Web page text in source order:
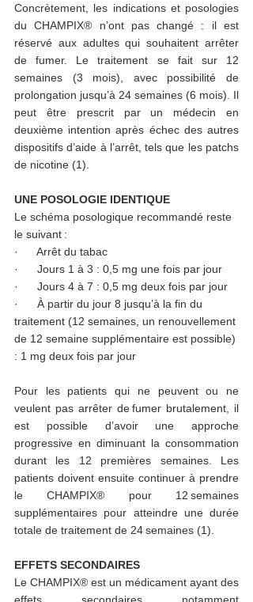
Concrètement, les indications et posologies
du CHAMPIX® n’ont pas changé : il est
réservé aux adultes qui souhaitent arrêter
de fumer. Le traitement se fait sur 12
semaines (3 mois), avec possibilité de
prolongation jusqu’à 24 semaines (6 mois). Il
peut être prescrit par un médecin en
deuxième intention après échec des autres
dispositifs d’aide à l’arrêt, tels que les patchs
de nicotine (1).
UNE POSOLOGIE IDENTIQUE
Le schéma posologique recommandé reste
le suivant :
·      Arrêt du tabac
·      Jours 1 à 3 : 0,5 mg une fois par jour
·      Jours 4 à 7 : 0,5 mg deux fois par jour
·      À partir du jour 8 jusqu’à la fin du
traitement (12 semaines, un renouvellement
de 12 semaine supplémentaire est possible)
: 1 mg deux fois par jour
Pour les patients qui ne peuvent ou ne
veulent pas arrêter de fumer brutalement, il
est possible d’avoir une approche
progressive en diminuant la consommation
durant les 12 premières semaines. Les
patients doivent ensuite continuer à prendre
le CHAMPIX® pour 12 semaines
supplémentaires pour atteindre une durée
totale de traitement de 24 semaines (1).
EFFETS SECONDAIRES
Le CHAMPIX® est un médicament ayant des
effets secondaires notamment